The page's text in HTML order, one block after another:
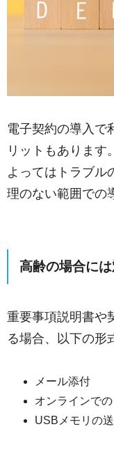
電子契約の導入で
リットもあります
よってはトラブル
理のない範囲での
高齢の場合に
重要事項説明書や
る場合、以下の形
メール添付
オンラインで
USBメモリの